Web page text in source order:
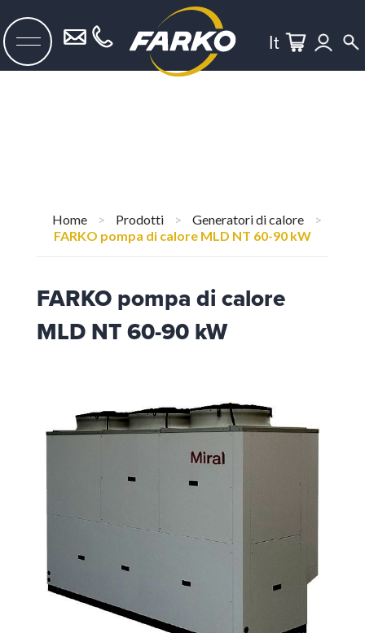
It
Home > Prodotti > Generatori di calore
>
FARKO pompa di calore MLD NT 60-90 kW
FARKO pompa di calore
MLD NT 60-90 kW